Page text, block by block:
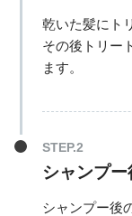
乾いた髪にト
その後トリー
ます。
シャンプー
シャンプー後